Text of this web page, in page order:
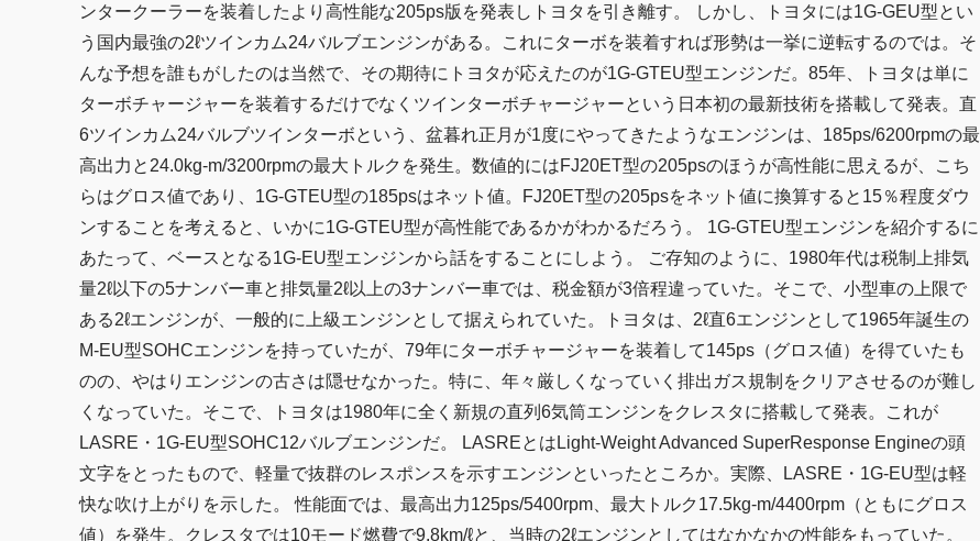
ンタークーラーを装着したより高性能な205ps版を発表しトヨタを引き離す。 しかし、トヨタには1G-GEU型とい
う国内最強の2ℓツインカム24バルブエンジンがある。これにターボを装着すれば形勢は一挙に逆転するのでは。そ
んな予想を誰もがしたのは当然で、その期待にトヨタが応えたのが1G-GTEU型エンジンだ。85年、トヨタは単に
ターボチャージャーを装着するだけでなくツインターボチャージャーという日本初の最新技術を搭載して発表。直
6ツインカム24バルブツインターボという、盆暮れ正月が1度にやってきたようなエンジンは、185ps/6200rpmの最
高出力と24.0kg-m/3200rpmの最大トルクを発生。数値的にはFJ20ET型の205psのほうが高性能に思えるが、こち
らはグロス値であり、1G-GTEU型の185psはネット値。FJ20ET型の205psをネット値に換算すると15％程度ダウ
ンすることを考えると、いかに1G-GTEU型が高性能であるかがわかるだろう。 1G-GTEU型エンジンを紹介するに
あたって、ベースとなる1G-EU型エンジンから話をすることにしよう。 ご存知のように、1980年代は税制上排気
量2ℓ以下の5ナンバー車と排気量2ℓ以上の3ナンバー車では、税金額が3倍程違っていた。そこで、小型車の上限で
ある2ℓエンジンが、一般的に上級エンジンとして据えられていた。トヨタは、2ℓ直6エンジンとして1965年誕生の
M-EU型SOHCエンジンを持っていたが、79年にターボチャージャーを装着して145ps（グロス値）を得ていたも
のの、やはりエンジンの古さは隠せなかった。特に、年々厳しくなっていく排出ガス規制をクリアさせるのが難し
くなっていた。そこで、トヨタは1980年に全く新規の直列6気筒エンジンをクレスタに搭載して発表。これが
LASRE・1G-EU型SOHC12バルブエンジンだ。 LASREとはLight-Weight Advanced SuperResponse Engineの頭
文字をとったもので、軽量で抜群のレスポンスを示すエンジンといったところか。実際、LASRE・1G-EU型は軽
快な吹け上がりを示した。 性能面では、最高出力125ps/5400rpm、最大トルク17.5kg-m/4400rpm（ともにグロス
値）を発生。クレスタでは10モード燃費で9.8km/ℓと、当時の2ℓエンジンとしてはなかなかの性能をもっていた。